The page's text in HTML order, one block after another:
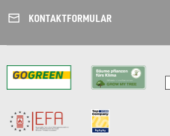
KONTAKT­FORMULAR